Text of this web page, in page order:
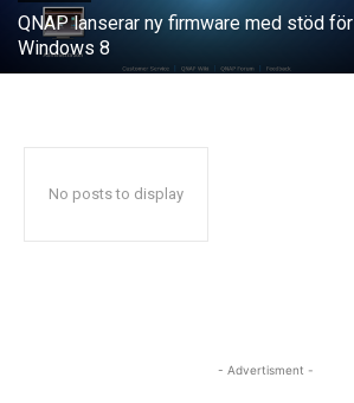
QNAP lanserar ny firmware med stöd för
Windows 8
No posts to display
- Advertisment -